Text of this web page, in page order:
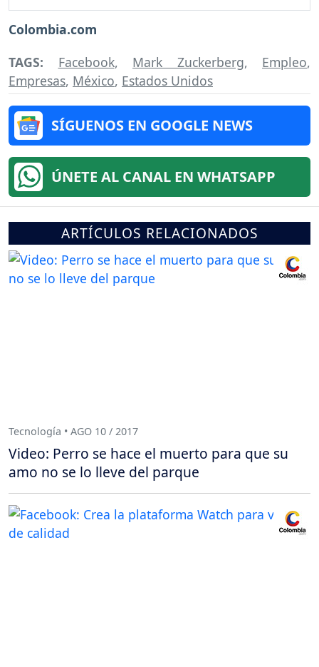
Colombia.com
TAGS: Facebook, Mark Zuckerberg, Empleo,
Empresas, México, Estados Unidos
SÍGUENOS EN GOOGLE NEWS
ÚNETE AL CANAL EN WHATSAPP
ARTÍCULOS RELACIONADOS
Tecnología • AGO 10 / 2017
Video: Perro se hace el muerto para que su
amo no se lo lleve del parque